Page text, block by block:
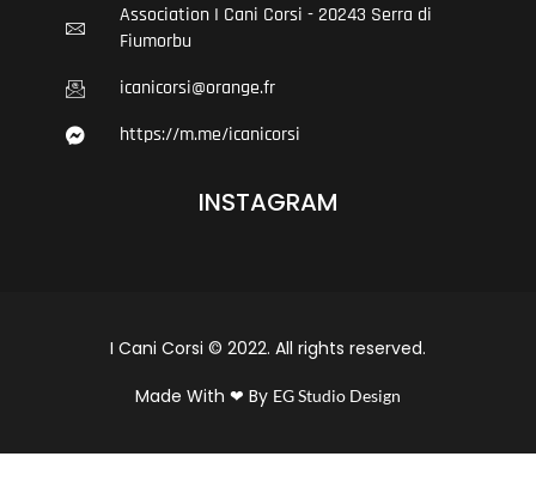
Association I Cani Corsi - 20243 Serra di
Fiumorbu
icanicorsi@orange.fr
https://m.me/icanicorsi
INSTAGRAM
I Cani Corsi © 2022. All rights reserved.
Made With ❤ By EG Studio Design